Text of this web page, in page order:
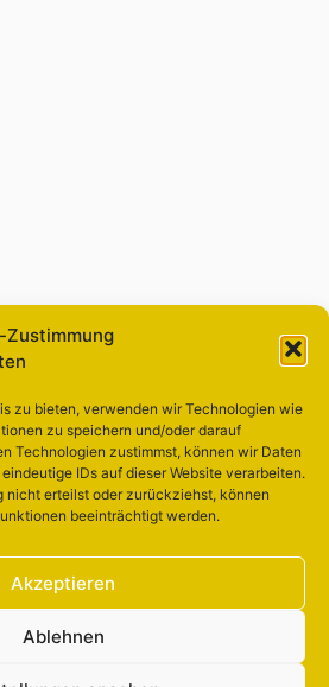
Zustimmung
zu bieten, verwenden wir Technologien wie
zu speichern und/oder darauf
Technologien zustimmst, können wir Daten
IDs auf dieser Website verarbeiten.
nicht erteilst oder zurückziehst, können
beeinträchtigt werden.
Akzeptieren
Ablehnen